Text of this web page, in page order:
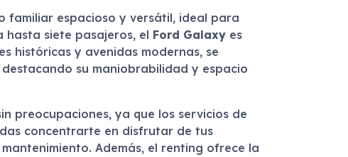
espacioso y versátil, ideal para
hasta siete pasajeros, el Ford Galaxyes
históricas y avenidas modernas, se
su maniobrabilidad y espacio
preocupaciones, ya que los servicios de
concentrarte en disfrutar de tus
Además, el renting ofrece la